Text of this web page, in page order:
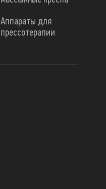
Аппараты для
прессотерапии